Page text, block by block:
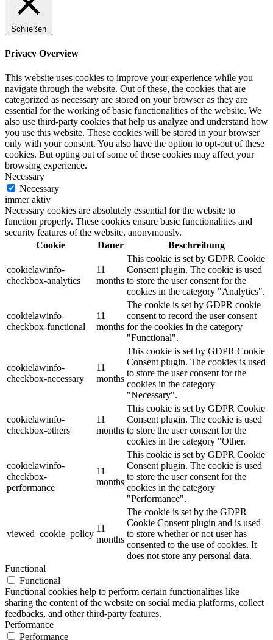
Schließen
Privacy Overview
This website uses cookies to improve your experience while you
navigate through the website. Out of these, the cookies that are
categorized as necessary are stored on your browser as they are
essential for the working of basic functionalities of the website. We
also use third-party cookies that help us analyze and understand how
you use this website. These cookies will be stored in your browser
only with your consent. You also have the option to opt-out of these
cookies. But opting out of some of these cookies may affect your
browsing experience.
Necessary
Necessary
immer aktiv
Necessary cookies are absolutely essential for the website to
function properly. These cookies ensure basic functionalities and
security features of the website, anonymously.
Cookie
Dauer Beschreibung
cookielawinfo-
checkbox-analytics
11
months
This cookie is set by GDPR Cookie
Consent plugin. The cookie is used
to store the user consent for the
cookies in the category "Analytics".
cookielawinfo-
checkbox-functional
11
months
The cookie is set by GDPR cookie
consent to record the user consent
for the cookies in the category
"Functional".
cookielawinfo-
checkbox-necessary
11
months
This cookie is set by GDPR Cookie
Consent plugin. The cookies is used
to store the user consent for the
cookies in the category
"Necessary".
cookielawinfo-
checkbox-others
11
months
This cookie is set by GDPR Cookie
Consent plugin. The cookie is used
to store the user consent for the
cookies in the category "Other.
cookielawinfo-
checkbox-
performance
11
months
This cookie is set by GDPR Cookie
Consent plugin. The cookie is used
to store the user consent for the
cookies in the category
"Performance".
viewed_cookie_policy
11
months
The cookie is set by the GDPR
Cookie Consent plugin and is used
to store whether or not user has
consented to the use of cookies. It
does not store any personal data.
Functional
Functional
Functional cookies help to perform certain functionalities like
sharing the content of the website on social media platforms, collect
feedbacks, and other third-party features.
Performance
Performance